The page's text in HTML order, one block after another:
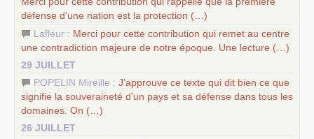
défense d’une nation est la protection (…)
Lafleur : Merci pour cette contribution qui remet au centre
une contradiction majeure de notre époque. Une lecture (…)
29 JUILLET
POPELIN Mireille : J’approuve ce texte qui dit bien ce que
signifie la souveraineté d’un pays et sa défense dans tous les
domaines. On (…)
26 JUILLET